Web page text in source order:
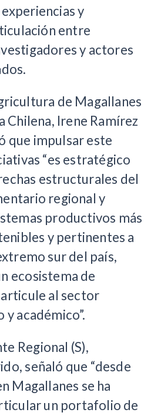
y
entre
y actores
de Magallanes
Chilena, Irene Ramírez
que impulsar este
“es estratégico
estructurales del
regional y
productivos más
y pertinentes a
sur del país,
ecosistema de
al sector
académico”.
Regional (S),
señaló que “desde
Magallanes se ha
un portafolio de